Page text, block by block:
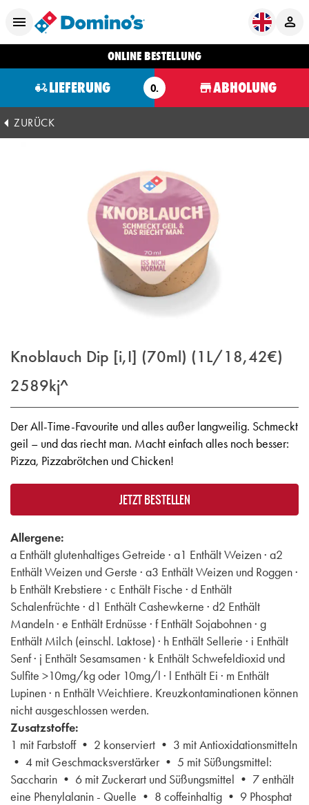
ONLINE BESTELLUNG
LIEFERUNG O. ABHOLUNG
ZURÜCK
Knoblauch Dip [i,I] (70ml) (1L/18,42€)
2589kj^
Der All-Time-Favourite und alles außer langweilig. Schmeckt
geil – und das riecht man. Macht einfach alles noch besser:
Pizza, Pizzabrötchen und Chicken!
JETZT BESTELLEN
Allergene:
a Enthält glutenhaltiges Getreide · a1 Enthält Weizen · a2
Enthält Weizen und Gerste · a3 Enthält Weizen und Roggen ·
b Enthält Krebstiere · c Enthält Fische · d Enthält
Schalenfrüchte · d1 Enthält Cashewkerne · d2 Enthält
Mandeln · e Enthält Erdnüsse · f Enthält Sojabohnen · g
Enthält Milch (einschl. Laktose) · h Enthält Sellerie · i Enthält
Senf · j Enthält Sesamsamen · k Enthält Schwefeldioxid und
Sulfite >10mg/kg oder 10mg/l · l Enthält Ei · m Enthält
Lupinen · n Enthält Weichtiere. Kreuzkontaminationen können
nicht ausgeschlossen werden.
Zusatzstoffe:
1 mit Farbstoff • 2 konserviert • 3 mit Antioxidationsmitteln
• 4 mit Geschmacksverstärker • 5 mit Süßungsmittel:
Saccharin • 6 mit Zuckerart und Süßungsmittel • 7 enthält
eine Phenylalanin - Quelle • 8 coffeinhaltig • 9 Phosphat